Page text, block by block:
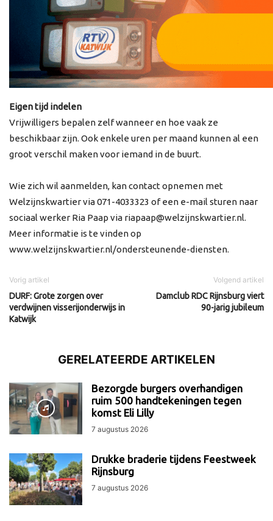
Eigen tijd indelen
Vrijwilligers bepalen zelf wanneer en hoe vaak ze
beschikbaar zijn. Ook enkele uren per maand kunnen al een
groot verschil maken voor iemand in de buurt.
Wie zich wil aanmelden, kan contact opnemen met
Welzijnskwartier via 071-4033323 of een e-mail sturen naar
sociaal werker Ria Paap via riapaap@welzijnskwartier.nl.
Meer informatie is te vinden op
www.welzijnskwartier.nl/ondersteunende-diensten.
Vorig artikel
DURF: Grote zorgen over
verdwijnen visserijonderwijs in
Katwijk
Volgend artikel
Damclub RDC Rijnsburg viert
90-jarig jubileum
GERELATEERDE ARTIKELEN
Bezorgde burgers overhandigen
ruim 500 handtekeningen tegen
komst Eli Lilly
7 augustus 2026
Drukke braderie tijdens Feestweek
Rijnsburg
7 augustus 2026